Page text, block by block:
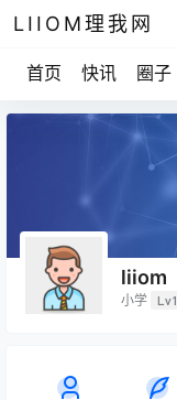
LIIOM理我网
首页 快讯 圈子
liiom
小学 Lv1